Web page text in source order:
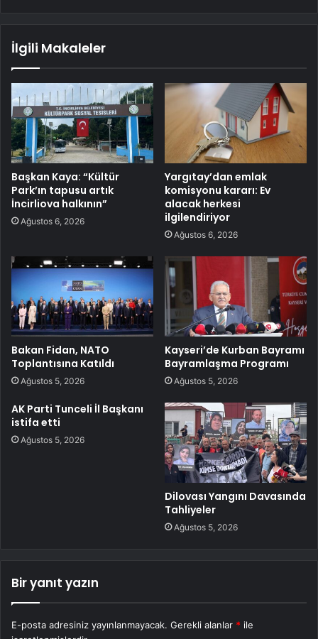
İlgili Makaleler
Başkan Kaya: “Kültür
Park’ın tapusu artık
İncirliova halkının”
Ağustos 6, 2026
Yargıtay’dan emlak
komisyonu kararı: Ev
alacak herkesi
ilgilendiriyor
Ağustos 6, 2026
Bakan Fidan, NATO
Toplantısına Katıldı
Ağustos 5, 2026
Kayseri’de Kurban Bayramı
Bayramlaşma Programı
Ağustos 5, 2026
AK Parti Tunceli İl Başkanı
istifa etti
Ağustos 5, 2026
Dilovası Yangını Davasında
Tahliyeler
Ağustos 5, 2026
Bir yanıt yazın
E-posta adresiniz yayınlanmayacak. Gerekli alanlar * ile